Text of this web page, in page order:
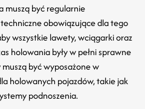
muszą być regularnie
obowiązujące dla tego
wszystkie lawety, wciągarki oraz
holowania były w pełni sprawne
być wyposażone w
holowanych pojazdów, takie jak
podnoszenia.